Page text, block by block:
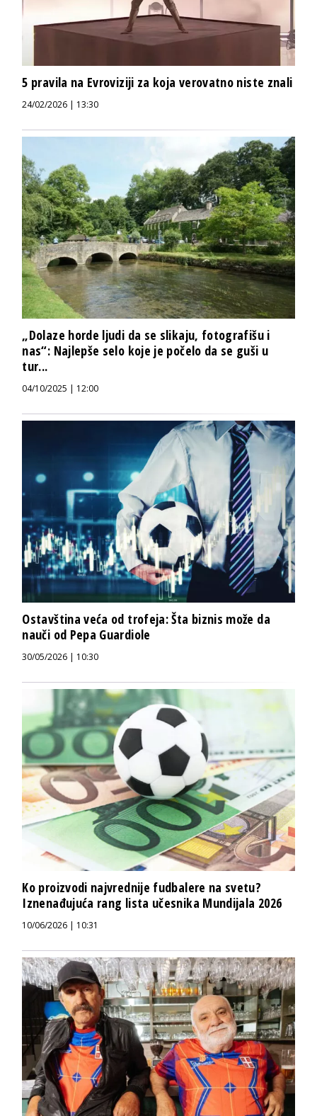
5 pravila na Evroviziji za koja verovatno niste znali
24/02/2026 | 13:30
„Dolaze horde ljudi da se slikaju, fotografišu i
nas“: Najlepše selo koje je počelo da se guši u
tur...
04/10/2025 | 12:00
Ostavština veća od trofeja: Šta biznis može da
nauči od Pepa Guardiole
30/05/2026 | 10:30
Ko proizvodi najvrednije fudbalere na svetu?
Iznenađujuća rang lista učesnika Mundijala 2026
10/06/2026 | 10:31